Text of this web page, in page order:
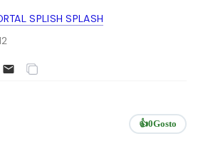
SPLISH SPLASH
👍0Gosto